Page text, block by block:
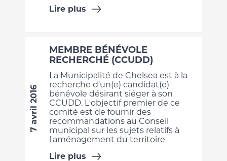
Lire plus
MEMBRE BÉNÉVOLE
RECHERCHÉ (CCUDD)
La Municipalité de Chelsea est à la
recherche d'un(e) candidat(e)
bénévole désirant siéger à son
CCUDD. L'objectif premier de ce
comité est de fournir des
recommandations au Conseil
municipal sur les sujets relatifs à
l'aménagement du territoire
Lire plus
7 avril 2016